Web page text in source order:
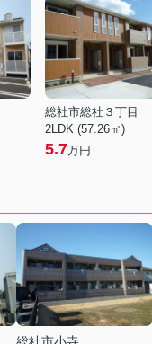
総社市総社３丁目
2LDK (57.26㎡)
5.7万円